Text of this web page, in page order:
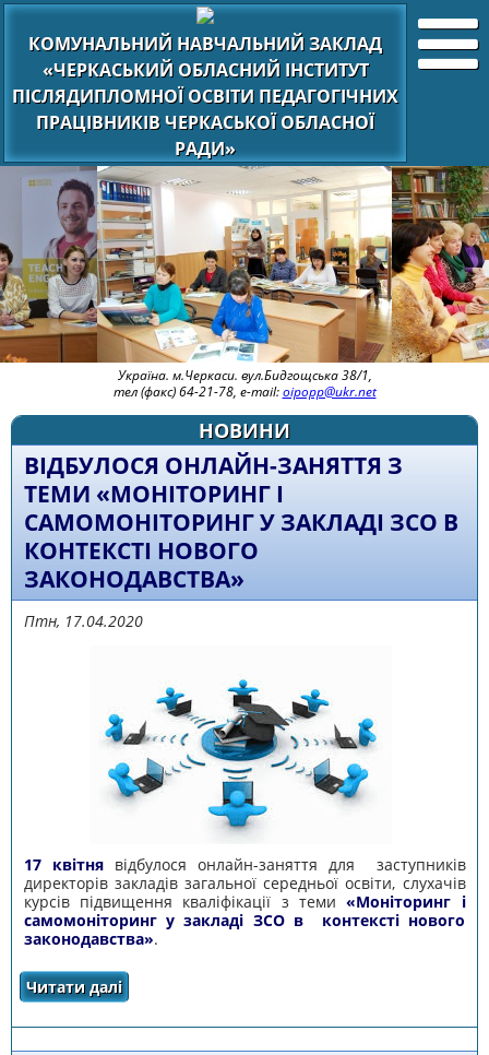
КОМУНАЛЬНИЙ НАВЧАЛЬНИЙ ЗАКЛАД
«ЧЕРКАСЬКИЙ ОБЛАСНИЙ ІНСТИТУТ
ПІСЛЯДИПЛОМНОЇ ОСВІТИ ПЕДАГОГІЧНИХ
ПРАЦІВНИКІВ ЧЕРКАСЬКОЇ ОБЛАСНОЇ
РАДИ»
Україна. м.Черкаси. вул.Бидгощська 38/1,
тел (факс) 64-21-78, e-mail:oipopp@ukr.net
НОВИНИ
ВІДБУЛОСЯ ОНЛАЙН-ЗАНЯТТЯ З
ТЕМИ «МОНІТОРИНГ І
САМОМОНІТОРИНГ У ЗАКЛАДІ ЗСО В
КОНТЕКСТІ НОВОГО
ЗАКОНОДАВСТВА»
Птн, 17.04.2020
17 квітнявідбулося онлайн-заняття для заступників
директорів закладів загальної середньої освіти, слухачів
курсів підвищення кваліфікації з теми«Моніторинг і
самомоніторинг у закладі ЗСО в контексті нового
законодавства».
Читати далі
ЗАКЛАДІ ЗСО В КОНТЕКСТІ НОВОГО